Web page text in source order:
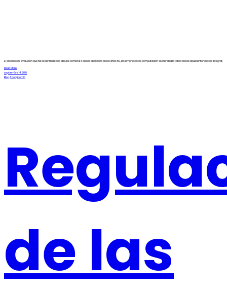
El proceso de evolución que ha experimentado la nube comenzó desde la década de los años 50, las empresas de computación se dieron a la tarea desde aquel entonces de integrar,
Read More
septiembre 14, 2018
Blog Abogado TIC
de las